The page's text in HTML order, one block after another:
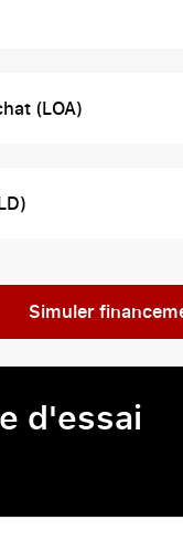
(LOA)
Simuler
d'essai